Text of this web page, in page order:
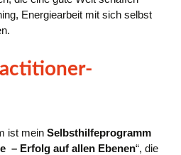
Energiearbeit mit sich selbst
ist mein Selbsthilfeprogramm
– Erfolg auf allen Ebenen“, die